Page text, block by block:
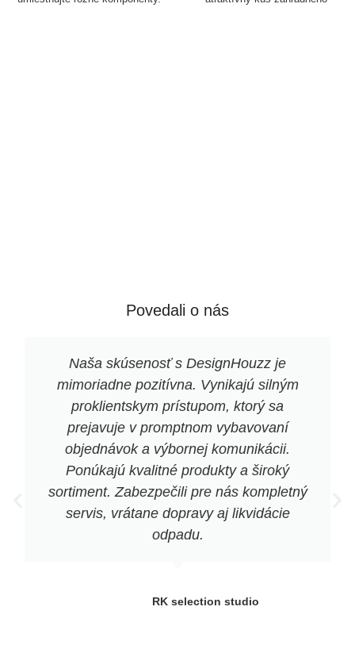
Povedali o nás
Naša skúsenosť s DesignHouzz je
mimoriadne pozitívna. Vynikajú silným
proklientskym prístupom, ktorý sa
prejavuje v promptnom vybavovaní
objednávok a výbornej komunikácii.
Ponúkajú kvalitné produkty a široký
sortiment. Zabezpečili pre nás kompletný
servis, vrátane dopravy aj likvidácie
odpadu.
RK selection studio